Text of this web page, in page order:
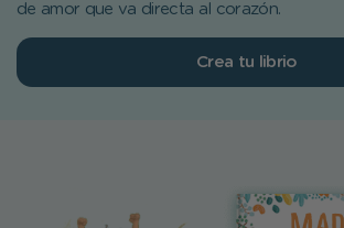
de amor que va directa al corazón.
Crea tu librio